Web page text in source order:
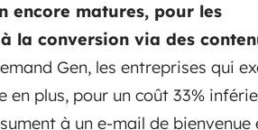
encore matures, pour les
la conversion via des
Gen, les entreprises qui
plus, pour un coût 33%
à un e-mail de bienvenue